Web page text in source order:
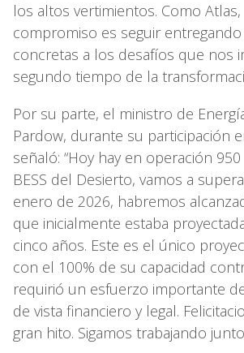
los altos vertimientos. Como
compromiso es seguir
concretas a los desafíos que nos
segundo tiempo de la
Por su parte, el ministro de
Pardow, durante su participación
señaló: “Hoy hay en operación
BESS del Desierto, vamos a
enero de 2026, habremos
que inicialmente estaba
cinco años. Este es el único
con el 100% de su capacidad
requirió un esfuerzo importante
de vista financiero y legal.
gran hito. Sigamos trabajando